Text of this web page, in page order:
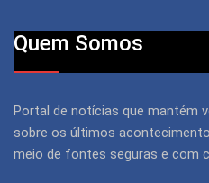
Quem Somos
Portal de notícias que mantém
sobre os últimos
meio de fontes seguras e com